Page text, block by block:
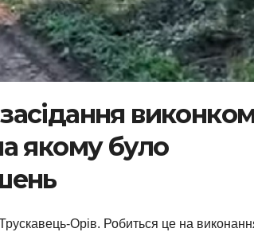
якому було
Орів. Робиться це на